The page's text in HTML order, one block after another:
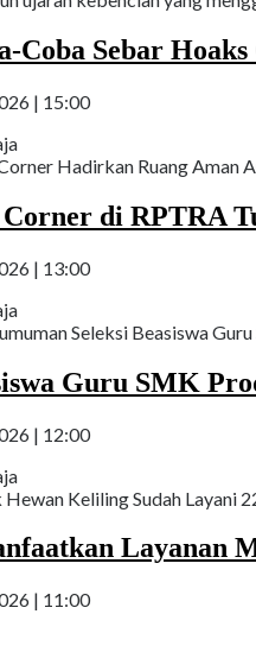
Coba Sebar
| 15:00
Hadirkan Ruang Aman
di RPTRA
| 13:00
Seleksi Beasiswa
Guru SMK
| 12:00
Keliling Sudah Layani
Layanan
| 11:00